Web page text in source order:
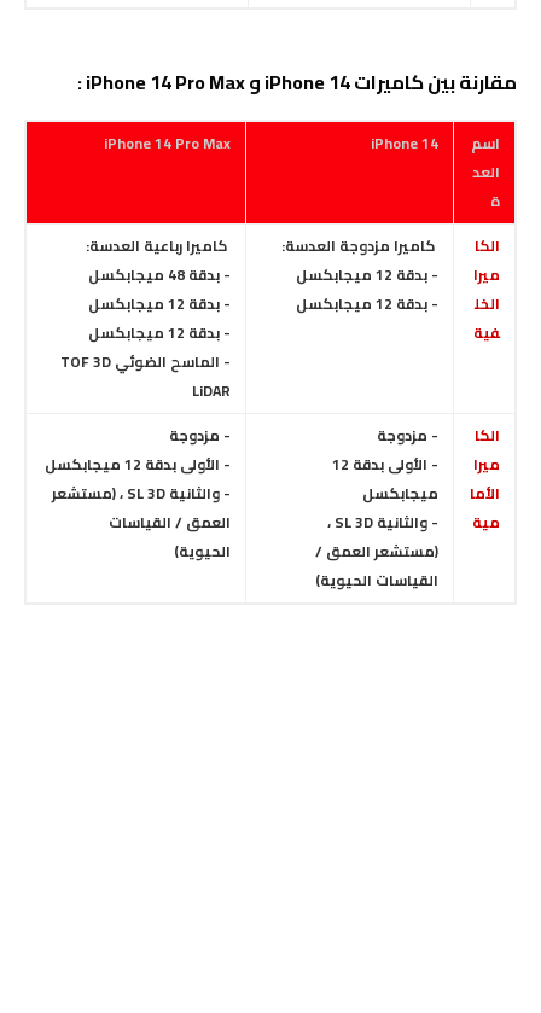
مقارنة بين كاميرات iPhone 14 و iPhone 14 Pro Max :
اسم
العد
ة
iPhone 14
iPhone 14 Pro Max
الكا
ميرا
الخل
فية
كاميرا مزدوجة العدسة:
- بدقة 12 ميجابكسل
-بدقة 12 ميجابكسل
كاميرا رباعية العدسة:
- بدقة 48 ميجابكسل
- بدقة 12 ميجابكسل
-بدقة 12 ميجابكسل
-
الماسح الضوئي TOF 3D
LiDAR
الكا
ميرا
الأما
مية
- مزدوجة
- الأولى بدقة 12
ميجابكسل
- والثانية SL 3D ،
(مستشعر العمق /
القياسات الحيوية)
- مزدوجة
- الأولى بدقة 12 ميجابكسل
- والثانية SL 3D ، (مستشعر
العمق / القياسات
الحيوية)